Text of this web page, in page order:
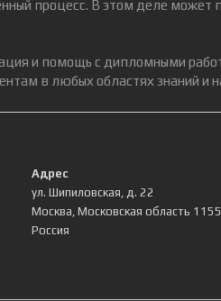
процесс. В этом деле может
и помощь с дипломными
в любых областях знаний и
Адрес
ул. Шипиловская, д. 22
Москва, Московская область
Россия